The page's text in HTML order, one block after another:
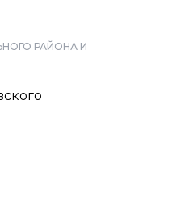
РАЙОНА И